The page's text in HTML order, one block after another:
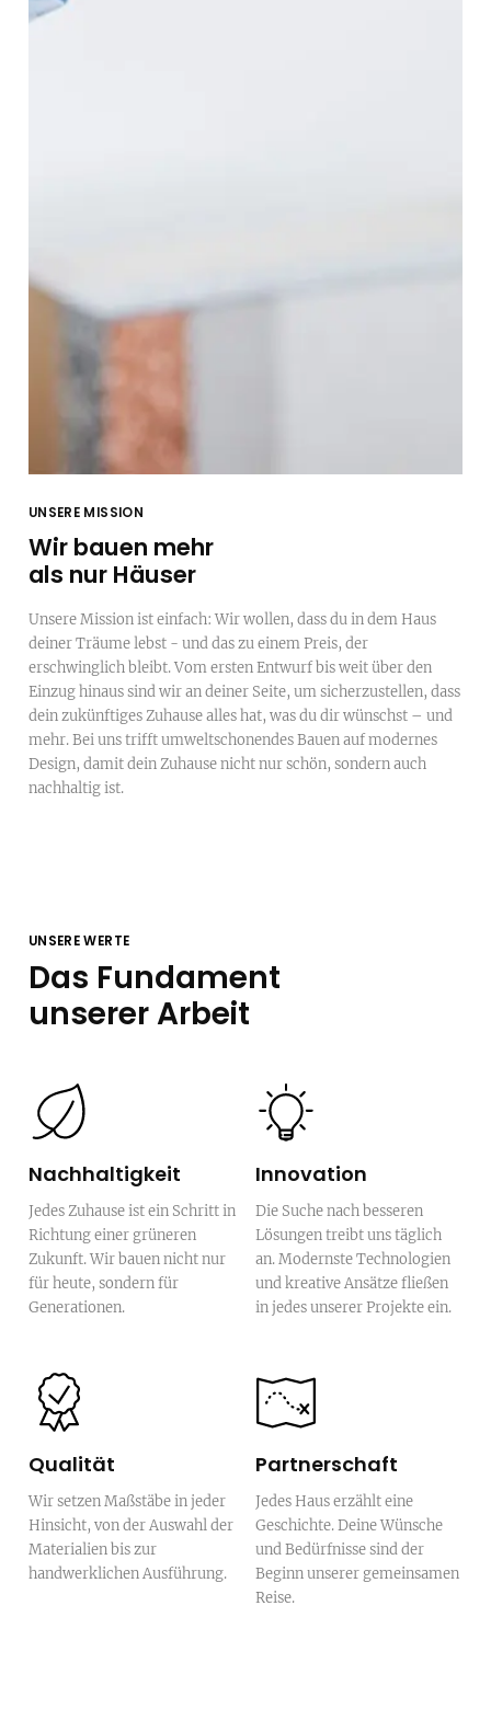
UNSERE MISSION
Wir bauen mehr
als nur Häuser
Unsere Mission ist einfach: Wir wollen, dass du in dem Haus
deiner Träume lebst - und das zu einem Preis, der
erschwinglich bleibt. Vom ersten Entwurf bis weit über den
Einzug hinaus sind wir an deiner Seite, um sicherzustellen, dass
dein zukünftiges Zuhause alles hat, was du dir wünschst – und
mehr. Bei uns trifft umweltschonendes Bauen auf modernes
Design, damit dein Zuhause nicht nur schön, sondern auch
nachhaltig ist.
UNSERE WERTE
Das Fundament
unserer Arbeit
Nachhaltigkeit
Jedes Zuhause ist ein Schritt in
Richtung einer grüneren
Zukunft. Wir bauen nicht nur
für heute, sondern für
Generationen.
Innovation
Die Suche nach besseren
Lösungen treibt uns täglich
an. Modernste Technologien
und kreative Ansätze fließen
in jedes unserer Projekte ein.
Qualität
Wir setzen Maßstäbe in jeder
Hinsicht, von der Auswahl der
Materialien bis zur
handwerklichen Ausführung.
Partnerschaft
Jedes Haus erzählt eine
Geschichte. Deine Wünsche
und Bedürfnisse sind der
Beginn unserer gemeinsamen
Reise.